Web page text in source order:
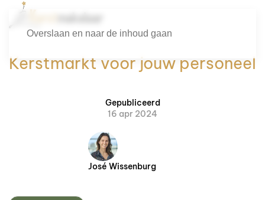
Overslaan en naar de inhoud gaan
Kerstmarkt voor jouw personeel
Gepubliceerd
16 apr 2024
José Wissenburg